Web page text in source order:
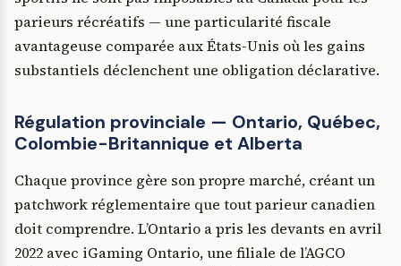
parieurs récréatifs — une particularité fiscale
avantageuse comparée aux États-Unis où les gains
substantiels déclenchent une obligation déclarative.
Régulation provinciale — Ontario, Québec,
Colombie-Britannique et Alberta
Chaque province gère son propre marché, créant un
patchwork réglementaire que tout parieur canadien
doit comprendre. L’Ontario a pris les devants en avril
2022 avec iGaming Ontario, une filiale de l’AGCO